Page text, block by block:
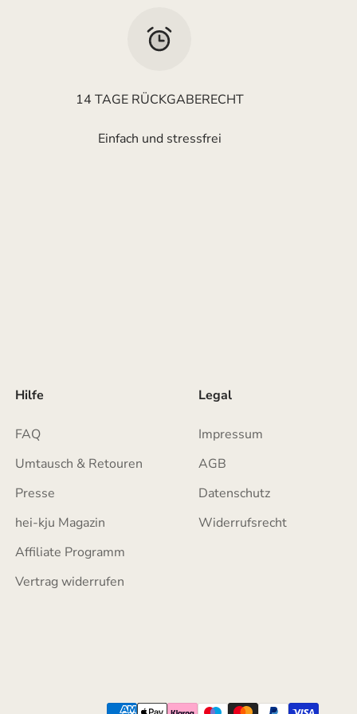
14 TAGE RÜCKGABERECHT
Einfach und stressfrei
Hilfe
FAQ
Umtausch & Retouren
Presse
hei-kju Magazin
Affiliate Programm
Vertrag widerrufen
Legal
Impressum
AGB
Datenschutz
Widerrufsrecht